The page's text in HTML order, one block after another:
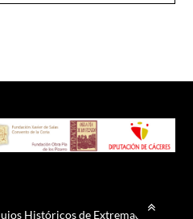
Históricos de Extremadura